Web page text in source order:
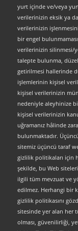
yurt içinde ve/veya yurt
verilerinizin eksik ya
verilerinizin
bir engel
verilerinizin silinmesi/
talepte bulunma,
getirilmesi hallerinde
işlemlerinin kişisel
kişisel verilerinizin
nedeniyle aleyhinize
kişisel verilerinizin
uğramanız hâlinde
bulunmaktadır.
sitemiz üçüncü taraf
gizlilik politikaları için
şekilde, bu Web
ilgili tüm mevzuat ve
edilmez. Herhangi bir
gizlilik politikasını
sitesinde yer alan her
olması, güvenilirliği,